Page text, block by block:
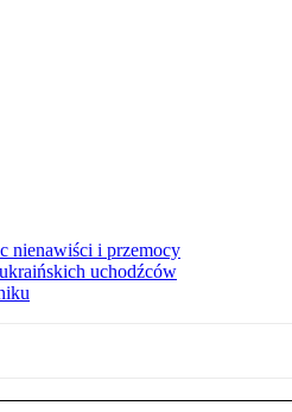
nienawiści i przemocy
uchodźców